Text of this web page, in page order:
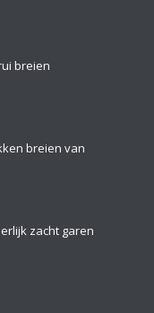
breien
breien van
zacht garen